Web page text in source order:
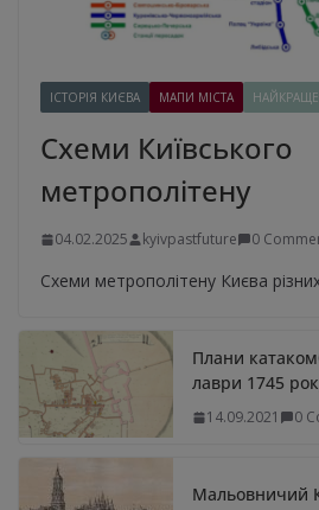
ІСТОРІЯ КИЄВА МАПИ МІСТА НАЙКРАЩЕ
Схеми Київського
метрополітену
04.02.2025 kyivpastfuture 0
Схеми метрополітену Києва
Плани
лаври 1745
14.09.2021 0
Мальовничий